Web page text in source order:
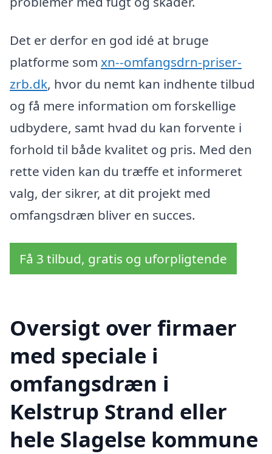
Det er derfor en god idé at bruge
platforme som xn--omfangsdrn-priser-
zrb.dk, hvor du nemt kan indhente tilbud
og få mere information om forskellige
udbydere, samt hvad du kan forvente i
forhold til både kvalitet og pris. Med den
rette viden kan du træffe et informeret
valg, der sikrer, at dit projekt med
omfangsdræn bliver en succes.
Få 3 tilbud, gratis og uforpligtende
Oversigt over firmaer
med speciale i
omfangsdræn i
Kelstrup Strand eller
hele Slagelse kommune